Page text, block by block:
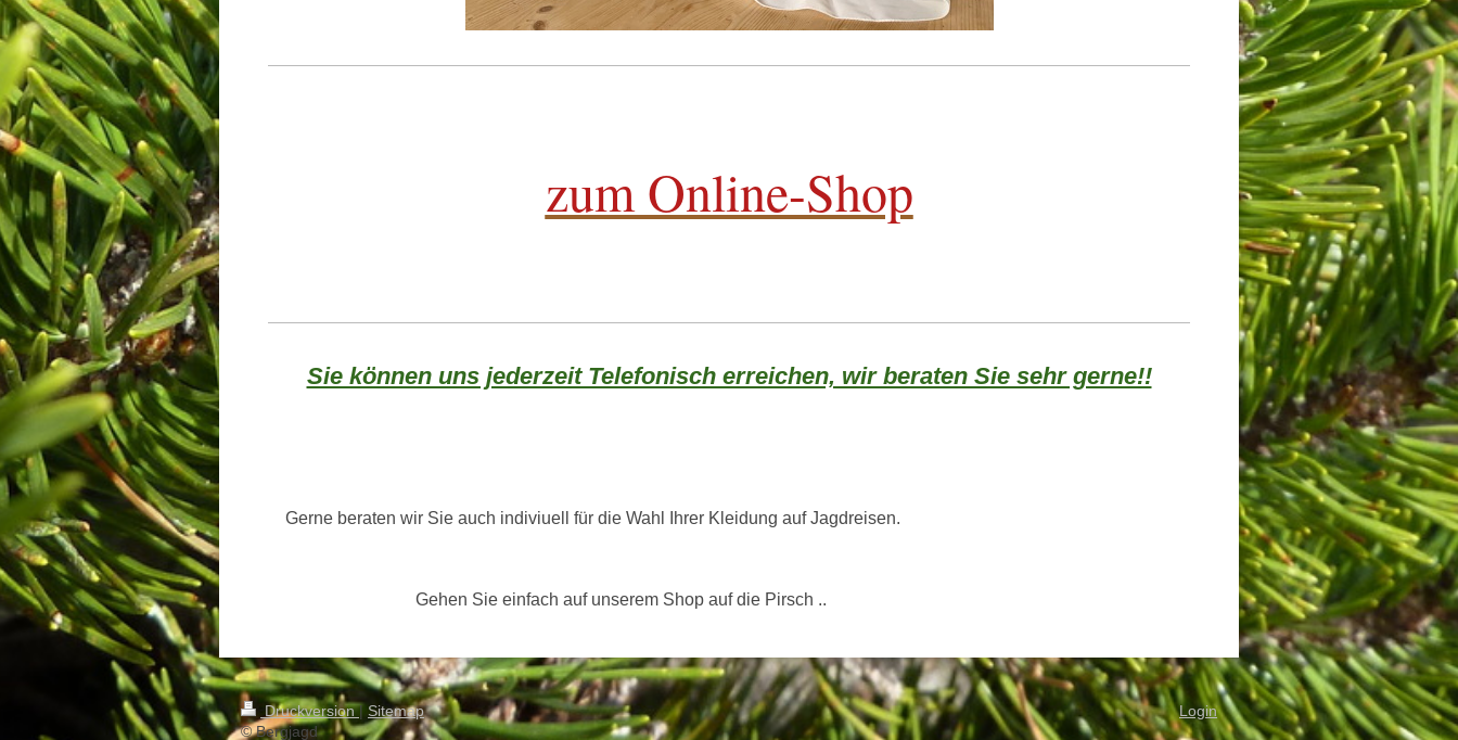
zum Online-Shop
Sie können uns jederzeit Telefonisch erreichen, wir beraten Sie sehr gerne!!
Gerne beraten wir Sie auch indiviuell für die Wahl Ihrer Kleidung auf Jagdreisen.
Gehen Sie einfach auf unserem Shop auf die Pirsch ..
Druckversion| Sitemap
© Bergjagd
Login